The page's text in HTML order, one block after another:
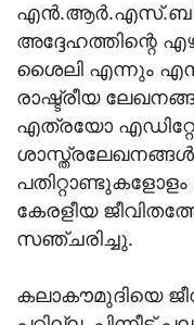
അദ്ദേഹത്തിന്റെ
ശൈലി എന്നും
രാഷ്ട്രീയ
എത്രയോ
കേരളീയ
സഞ്ചരിച്ചു.
കലാകൗമുദിയെ